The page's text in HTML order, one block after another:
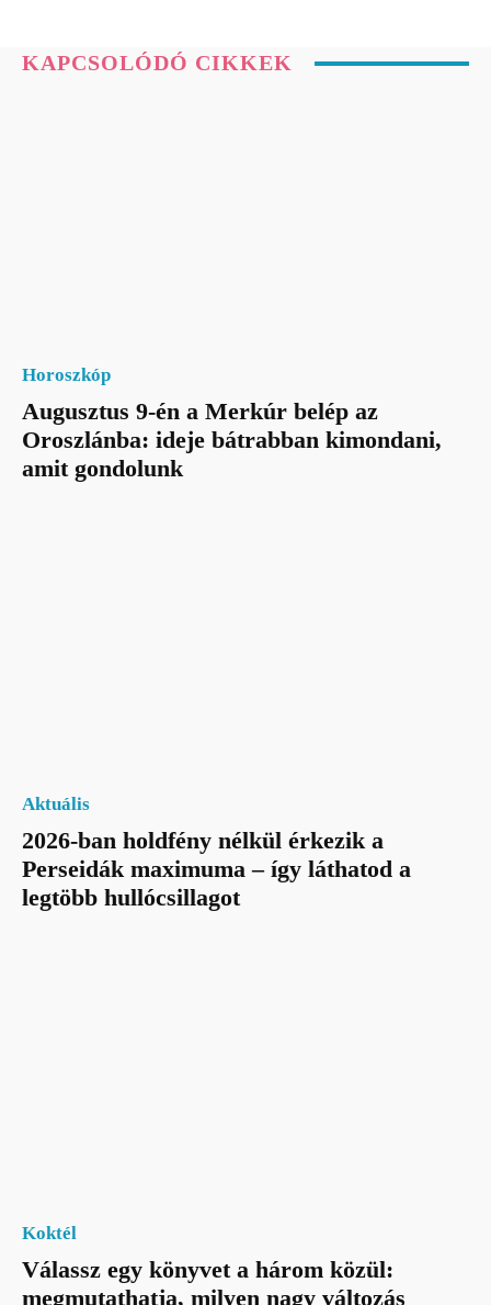
KAPCSOLÓDÓ CIKKEK
Horoszkóp
Augusztus 9-én a Merkúr belép az
Oroszlánba: ideje bátrabban kimondani,
amit gondolunk
Aktuális
2026-ban holdfény nélkül érkezik a
Perseidák maximuma – így láthatod a
legtöbb hullócsillagot
Koktél
Válassz egy könyvet a három közül:
megmutathatja, milyen nagy változás